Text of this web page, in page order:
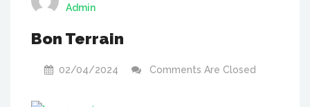
Admin
Bon Terrain
02/04/2024 Comments Are Closed